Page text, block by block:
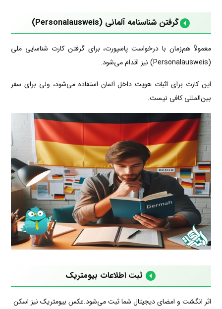
گرفتن شناسنامه آلمانی (Personalausweis)
معمولاً هم‌زمان با درخواست پاسپورت، برای گرفتن کارت شناسایی ملی
(Personalausweis) نیز اقدام می‌شود.
این کارت برای اثبات هویت داخل آلمان استفاده می‌شود، ولی برای سفر
بین‌المللی کافی نیست.
ثبت اطلاعات بیومتریک
اثر انگشت و امضای دیجیتال شما ثبت می‌شود.عکس بیومتریک نیز اسکن